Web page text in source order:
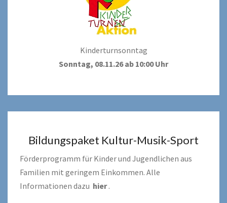
Kinderturnsonntag
Sonntag, 08.11.26 ab 10:00 Uhr
Bildungspaket Kultur-Musik-Sport
Förderprogramm für Kinder und Jugendlichen aus
Familien mit geringem Einkommen. Alle
Informationen dazu hier.